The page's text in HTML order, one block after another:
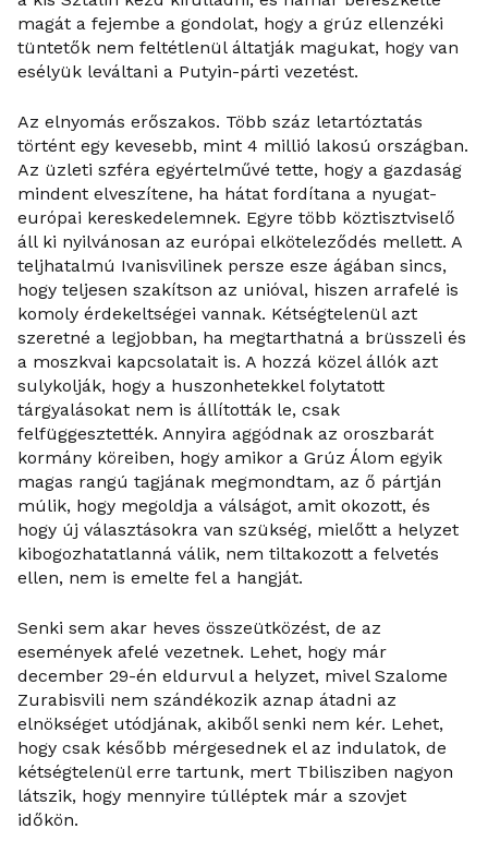
magát a fejembe a gondolat, hogy a grúz ellenzéki
tüntetők nem feltétlenül áltatják magukat, hogy van
esélyük leváltani a Putyin-párti vezetést.
Az elnyomás erőszakos. Több száz letartóztatás
történt egy kevesebb, mint 4 millió lakosú országban.
Az üzleti szféra egyértelművé tette, hogy a gazdaság
mindent elveszítene, ha hátat fordítana a nyugat-
európai kereskedelemnek. Egyre több köztisztviselő
áll ki nyilvánosan az európai elköteleződés mellett. A
teljhatalmú Ivanisvilinek persze esze ágában sincs,
hogy teljesen szakítson az unióval, hiszen arrafelé is
komoly érdekeltségei vannak. Kétségtelenül azt
szeretné a legjobban, ha megtarthatná a brüsszeli és
a moszkvai kapcsolatait is. A hozzá közel állók azt
sulykolják, hogy a huszonhetekkel folytatott
tárgyalásokat nem is állították le, csak
felfüggesztették. Annyira aggódnak az oroszbarát
kormány köreiben, hogy amikor a Grúz Álom egyik
magas rangú tagjának megmondtam, az ő pártján
múlik, hogy megoldja a válságot, amit okozott, és
hogy új választásokra van szükség, mielőtt a helyzet
kibogozhatatlanná válik, nem tiltakozott a felvetés
ellen, nem is emelte fel a hangját.
Senki sem akar heves összeütközést, de az
események afelé vezetnek. Lehet, hogy már
december 29-én eldurvul a helyzet, mivel Szalome
Zurabisvili nem szándékozik aznap átadni az
elnökséget utódjának, akiből senki nem kér. Lehet,
hogy csak később mérgesednek el az indulatok, de
kétségtelenül erre tartunk, mert Tbilisziben nagyon
látszik, hogy mennyire túlléptek már a szovjet
időkön.